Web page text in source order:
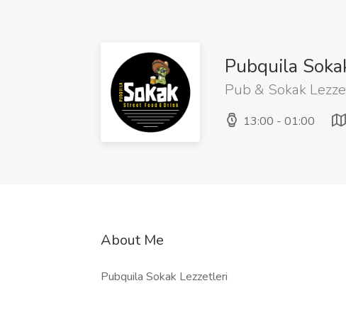
Pubquila
Pub & Sokak
13:00 - 01:00
About Me
Pubquila Sokak Lezzetleri